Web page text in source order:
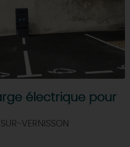
électrique pour
VERNISSON